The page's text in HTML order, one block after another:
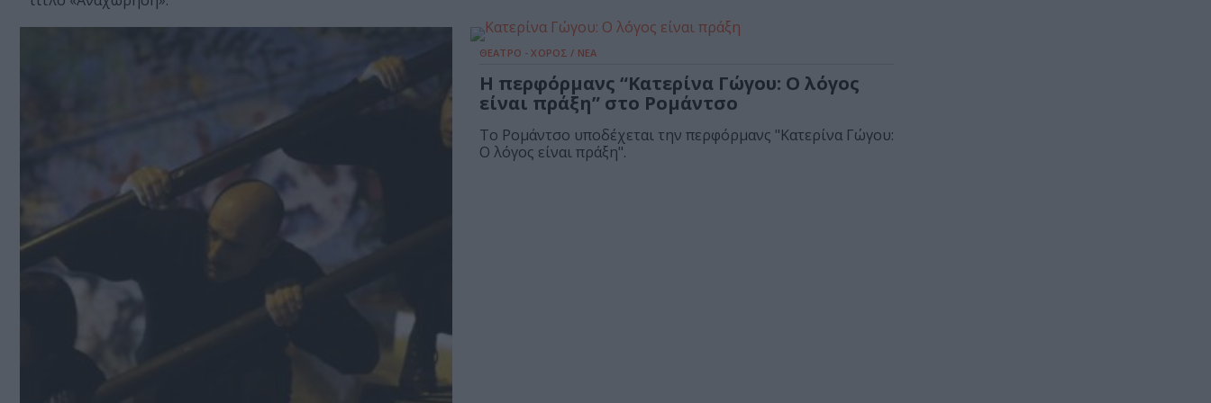
ΘΕΑΤΡΟ - ΧΟΡΟΣ / ΝΕΑ
Η περφόρμανς “Κατερίνα Γώγου: Ο λόγος
είναι πράξη” στο Ρομάντσο
Το Ρομάντσο υποδέχεται την περφόρμανς "Κατερίνα Γώγου:
Ο λόγος είναι πράξη".